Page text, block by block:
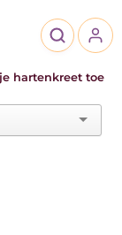
hartenkreet toe